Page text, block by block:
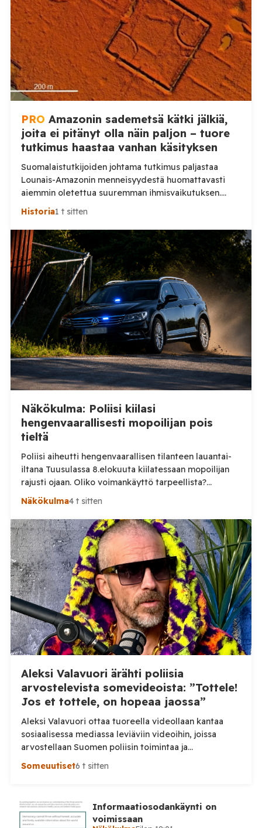
PRO Amazonin sademetsä kätki jälkiä,
joita ei pitänyt olla näin paljon – tuore
tutkimus haastaa vanhan käsityksen
Suomalaistutkijoiden johtama tutkimus paljastaa
Lounais-Amazonin menneisyydestä huomattavasti
aiemmin oletettua suuremman ihmisvaikutuksen.
Sademetsän läpi näkevä laserkeilaus toi päivänvaloon
vasta nyt alkanut hahmottua. Amazonin sademetsä on
pitkään nähty ympäristönä, jossa ennen
eurooppalaisten saapumista eli suhteellisen harva
ihmisväestö hajallaan pienissä yhteisöissä. Uusi
Nature-tiedelehdessä julkaistu tutkimus antaa tästä
huomattavasti toisenlaisen kuvan. Helsingin ja […]
Historia1 t sitten
Näkökulma: Poliisi kiilasi
hengenvaarallisesti mopoilijan pois
tieltä
Poliisi aiheutti hengenvaarallisen tilanteen lauantai-
iltana Tuusulassa 8.elokuuta kiilatessaan mopoilijan
rajusti ojaan. Oliko voimankäyttö tarpeellista?
Tuusulassa järjestetyssä mopomiitissä nuori kuljettaja
karkuun. On vielä epäselvää mikä aiheutti karkuun
lähtemisen, mutta selkeästi poliisin voimankäyttö oli
ylimitoitettua joka vaaransi nuoren kuljettajan
hengen. Sosiaalisessa mediassa levinneellä videolla
poliisi ajaa nuoren mopoilijan vierelle ja […]
Näkökulma4 t sitten
Aleksi Valavuori ärähti poliisia
arvostelevista somevideoista: ”Tottele!
Jos et tottele, on hopeaa jaossa”
Aleksi Valavuori ottaa tuoreella videollaan kantaa
sosiaalisessa mediassa leviäviin videoihin, joissa
arvostellaan Suomen poliisin toimintaa ja
voimankäyttöä. Valavuoren mukaan videot ovat usein
videollaan esiin ilmiön, jonka hän kertoo yleistyneen
sosiaalisessa mediassa: videot poliisin toiminnasta ja
erityisesti tilanteista, joissa poliisin voimankäyttöä
Someuutiset6 t sitten
Informaatiosodankäynti on
voimissaan